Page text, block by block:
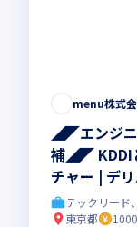
menu株式
◢◤エンジニ
補◢◤ KDDI
チャー | デ
エンジニア
テックリード
東京都